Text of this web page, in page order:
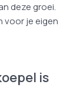
deze groei.
voor je eigen
is